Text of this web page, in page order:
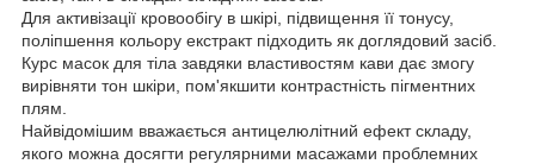
Для активізації кровообігу в шкірі, підвищення її тонусу,
поліпшення кольору екстракт підходить як доглядовий засіб.
Курс масок для тіла завдяки властивостям кави дає змогу
вирівняти тон шкіри, пом'якшити контрастність пігментних
плям.
Найвідомішим вважається антицелюлітний ефект складу,
якого можна досягти регулярними масажами проблемних